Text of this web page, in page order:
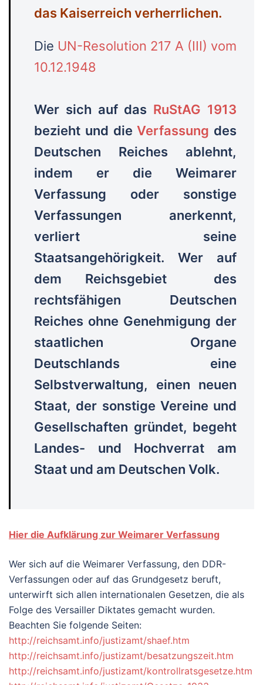
das Kaiserreich verherrlichen.
Die UN-Resolution 217 A (III) vom
10.12.1948
Wer sich auf das RuStAG 1913
bezieht und dieVerfassung des
Deutschen Reiches ablehnt,
indem er die Weimarer
Verfassung oder sonstige
Verfassungen anerkennt,
verliert seine
Staatsangehörigkeit. Wer auf
dem Reichsgebiet des
rechtsfähigen Deutschen
Reiches ohne Genehmigung der
staatlichen Organe
Deutschlands eine
Selbstverwaltung, einen neuen
Staat, der sonstige Vereine und
Gesellschaften gründet, begeht
Landes- und Hochverrat am
Staat und am Deutschen Volk.
Hier die Aufklärung zur Weimarer Verfassung
Wer sich auf die Weimarer Verfassung, den DDR-
Verfassungen oder auf das Grundgesetz beruft,
unterwirft sich allen internationalen Gesetzen, die als
Folge des Versailler Diktates gemacht wurden.
Beachten Sie folgende Seiten:
http://reichsamt.info/justizamt/shaef.htm
http://reichsamt.info/justizamt/besatzungszeit.htm
http://reichsamt.info/justizamt/kontrollratsgesetze.htm